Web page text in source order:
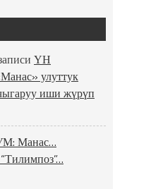
ҮН
улуттук
иши жүрүп
Манас…